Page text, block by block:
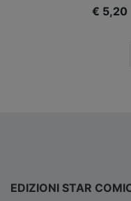
€ 5,20
EDIZIONI STAR